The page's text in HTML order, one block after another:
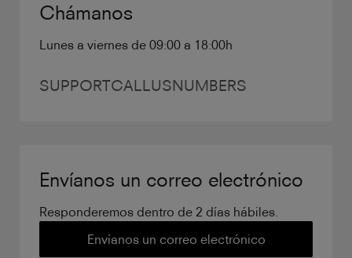
Chámanos
Lunes a viernes de 09:00 a 18:00h
SUPPORTCALLUSNUMBERS
Envíanos un correo electrónico
Responderemos dentro de 2 días hábiles.
Envíanos un correo electrónico